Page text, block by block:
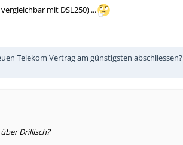
mit DSL250) ...
Telekom Vertrag am günstigsten abschliessen?
Drillisch?